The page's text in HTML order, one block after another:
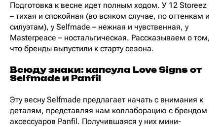
Подготовка к весне идет полным ходом. У 12 Storeez
– тихая и спокойная (во всяком случае, по оттенкам и
силуэтам), у Selfmade – нежная и чувственная, у
Masterpeace – ностальгическая. Рассказываем о том,
что бренды выпустили к старту сезона.
Всюду знаки: капсула Love Signs от
Selfmade и Panfil
Эту весну Selfmade предлагает начать с внимания к
деталям, представляя нам коллаборацию с брендом
аксессуаров Panfil. Получившаяся у них мини-